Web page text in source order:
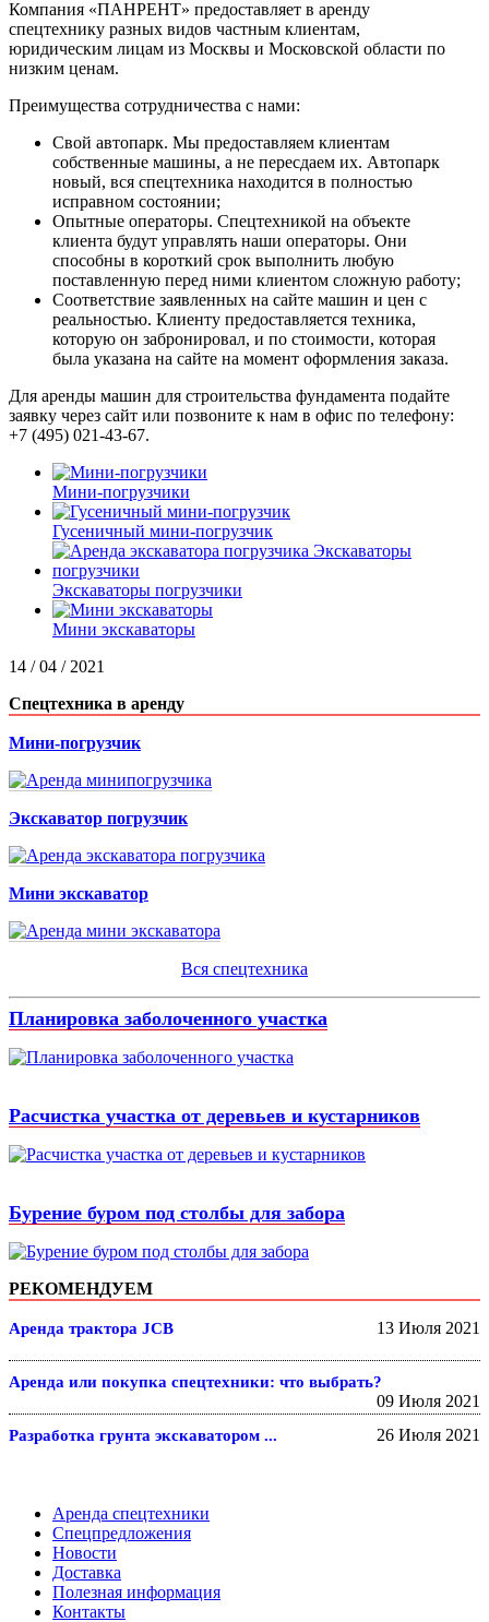
Компания «ПАНРЕНТ» предоставляет в аренду
спецтехнику разных видов частным клиентам,
юридическим лицам из Москвы и Московской области по
низким ценам.
Преимущества сотрудничества с нами:
Свой автопарк. Мы предоставляем клиентам
собственные машины, а не пересдаем их. Автопарк
новый, вся спецтехника находится в полностью
исправном состоянии;
Опытные операторы. Спецтехникой на объекте
клиента будут управлять наши операторы. Они
способны в короткий срок выполнить любую
поставленную перед ними клиентом сложную работу;
Соответствие заявленных на сайте машин и цен с
реальностью. Клиенту предоставляется техника,
которую он забронировал, и по стоимости, которая
была указана на сайте на момент оформления заказа.
Для аренды машин для строительства фундамента подайте
заявку через сайт или позвоните к нам в офис по телефону:
+7 (495) 021-43-67.
Мини-погрузчики
Гусеничный мини-погрузчик
Экскаваторы погрузчики
Мини экскаваторы
14 / 04 / 2021
Спецтехника в аренду
Мини-погрузчик
Экскаватор погрузчик
Мини экскаватор
Вся спецтехника
Планировка заболоченного участка
Расчистка участка от деревьев и кустарников
Бурение буром под столбы для забора
РЕКОМЕНДУЕМ
Аренда трактора JCB 13 Июля 2021
Аренда или покупка спецтехники: что выбрать?
09 Июля 2021
Разработка грунта экскаватором ... 26 Июля 2021
Аренда спецтехники
Спецпредложения
Новости
Доставка
Полезная информация
Контакты